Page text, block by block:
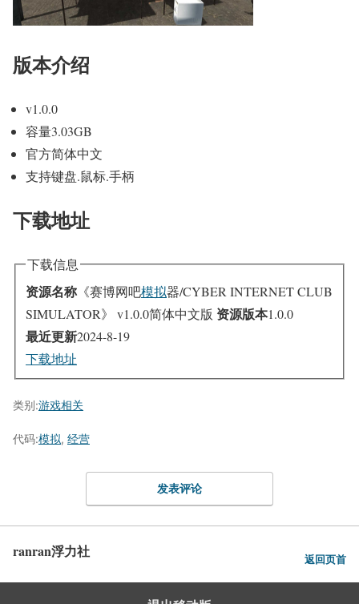
版本介绍
v1.0.0
容量3.03GB
官方简体中文
支持键盘.鼠标.手柄
下载地址
下载信息
资源名称 《赛博网吧模拟器/CYBER INTERNET CLUB
SIMULATOR》 v1.0.0简体中文版 资源版本1.0.0
最近更新2024-8-19
下载地址
类别:游戏相关
代码:模拟, 经营
发表评论
ranran浮力社 返回页首